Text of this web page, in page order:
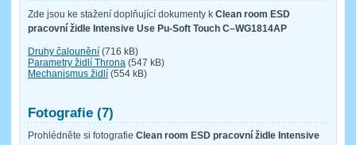
Zde jsou ke stažení doplňující dokumenty k Clean room ESD
pracovní židle Intensive Use Pu-Soft Touch C–WG1814AP
Druhy čalounění (716 kB)
Parametry židlí Throna (547 kB)
Mechanismus židlí (554 kB)
Fotografie (7)
Prohlédněte si fotografie Clean room ESD pracovní židle Intensive